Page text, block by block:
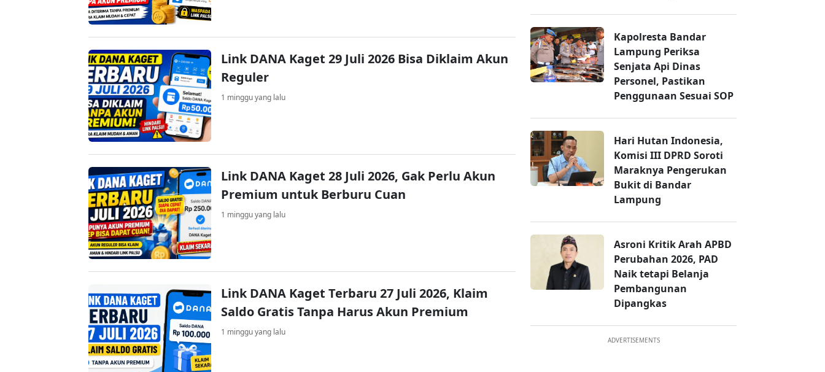
Link DANA Kaget 29 Juli 2026 Bisa Diklaim Akun
Reguler
1 minggu yang lalu
Link DANA Kaget 28 Juli 2026, Gak Perlu Akun
Premium untuk Berburu Cuan
1 minggu yang lalu
Link DANA Kaget Terbaru 27 Juli 2026, Klaim
Saldo Gratis Tanpa Harus Akun Premium
1 minggu yang lalu
Kapolresta Bandar
Lampung Periksa
Senjata Api Dinas
Personel, Pastikan
Penggunaan Sesuai SOP
Hari Hutan Indonesia,
Komisi III DPRD Soroti
Maraknya Pengerukan
Bukit di Bandar
Lampung
Asroni Kritik Arah APBD
Perubahan 2026, PAD
Naik tetapi Belanja
Pembangunan
Dipangkas
ADVERTISEMENTS